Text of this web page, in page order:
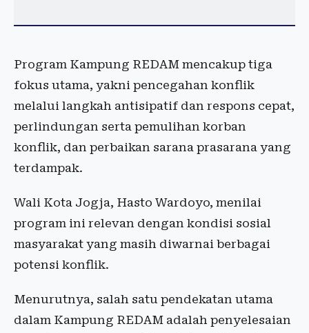
Program Kampung REDAM mencakup tiga
fokus utama, yakni pencegahan konflik
melalui langkah antisipatif dan respons cepat,
perlindungan serta pemulihan korban
konflik, dan perbaikan sarana prasarana yang
terdampak.
Wali Kota Jogja, Hasto Wardoyo, menilai
program ini relevan dengan kondisi sosial
masyarakat yang masih diwarnai berbagai
potensi konflik.
Menurutnya, salah satu pendekatan utama
dalam Kampung REDAM adalah penyelesaian